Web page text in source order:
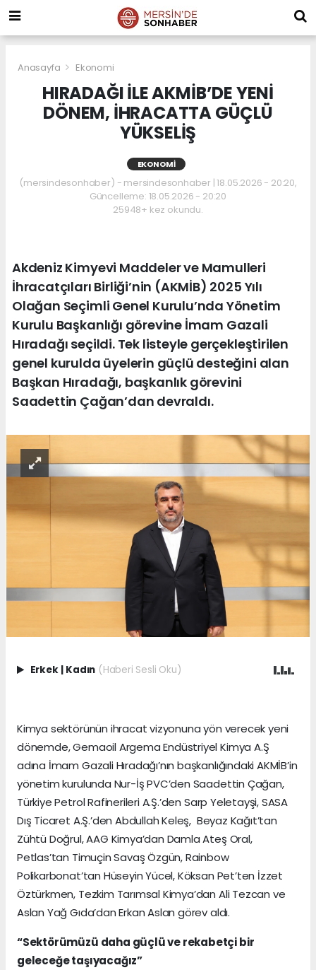
Anasayfa Ekonomi
HIRADAĞI İLE AKMİB’DE YENİ
DÖNEM, İHRACATTA GÜÇLÜ
YÜKSELİŞ
EKONOMI
(mersindesonhaber) - mersindesonhaber | 18.05.2026 - 20:20,
Güncelleme: 18.05.2026 - 20:20
25948+ kez okundu.
Akdeniz Kimyevi Maddeler ve Mamulleri
İhracatçıları Birliği’nin (AKMİB) 2025 Yılı
Olağan Seçimli Genel Kurulu’nda Yönetim
Kurulu Başkanlığı görevine İmam Gazali
Hıradağı seçildi. Tek listeyle gerçekleştirilen
genel kurulda üyelerin güçlü desteğini alan
Başkan Hıradağı, başkanlık görevini
Saadettin Çağan’dan devraldı.
Erkek | Kadın (Haberi Sesli Oku)
Kimya sektörünün ihracat vizyonuna yön verecek yeni
dönemde, Gemaoil Argema Endüstriyel Kimya A.Ş
adına İmam Gazali Hıradağı’nın başkanlığındaki AKMİB’in
yönetim kurulunda Nur-İş PVC’den Saadettin Çağan,
Türkiye Petrol Rafinerileri A.Ş.’den Sarp Yeletayşi, SASA
Dış Ticaret A.Ş.’den Abdullah Keleş, Beyaz Kağıt’tan
Zühtü Doğrul, AAG Kimya’dan Damla Ateş Oral,
Petlas’tan Timuçin Savaş Özgün, Rainbow
Polikarbonat’tan Hüseyin Yücel, Köksan Pet’ten İzzet
Öztürkmen, Tezkim Tarımsal Kimya’dan Ali Tezcan ve
Aslan Yağ Gıda’dan Erkan Aslan görev aldı.
“Sektörümüzü daha güçlü ve rekabetçi bir
geleceğe taşıyacağız”